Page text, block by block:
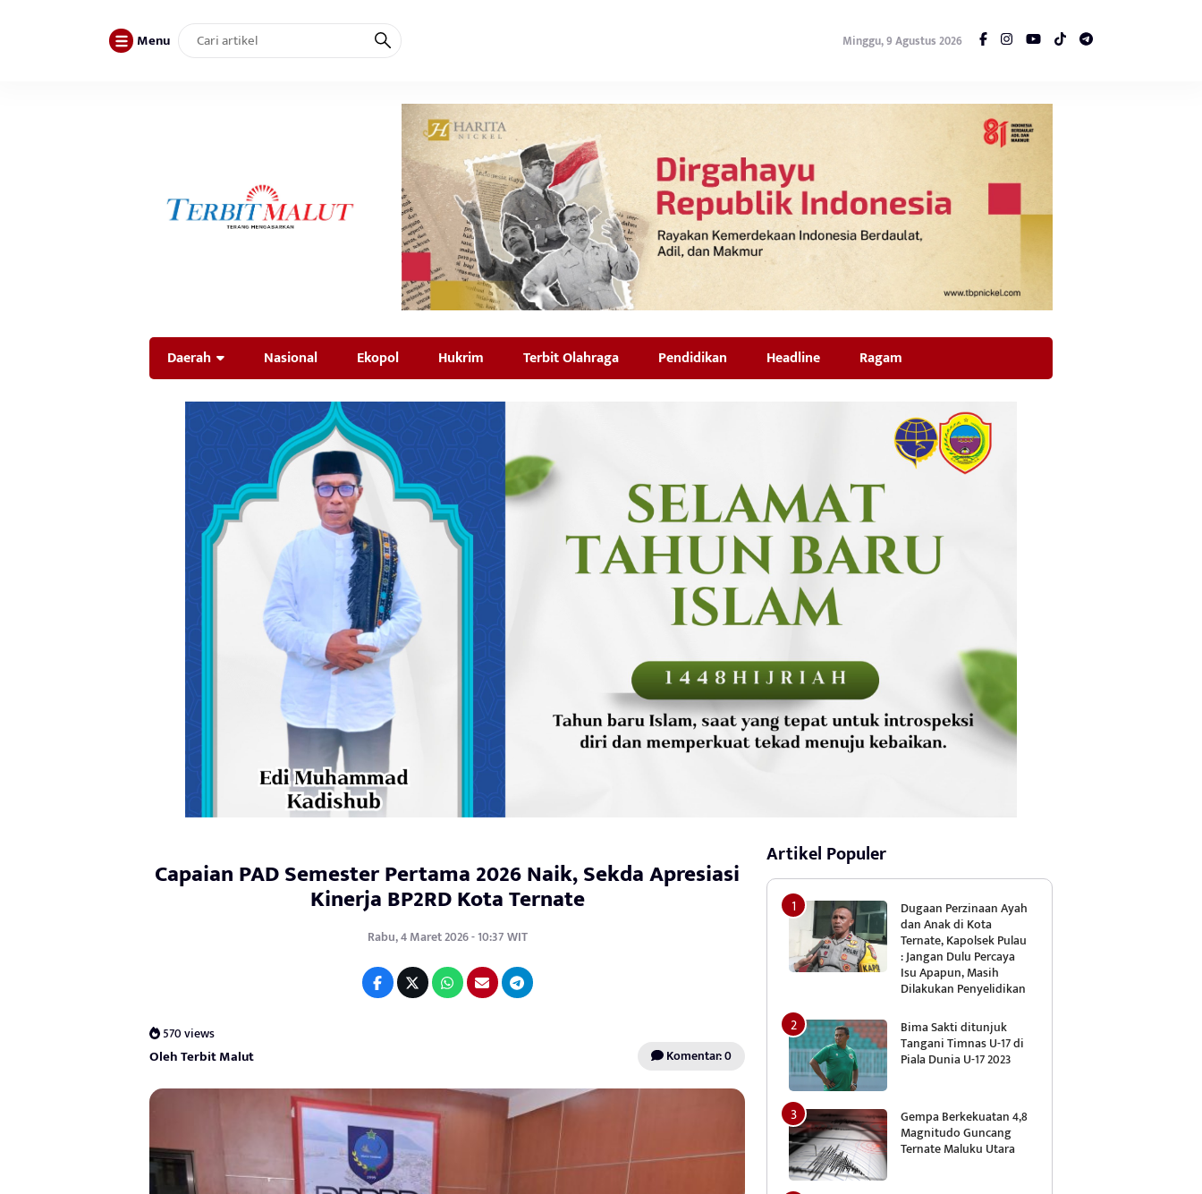
Menu Minggu, 9 Agustus 2026
Daerah Nasional Ekopol Hukrim Terbit Olahraga Pendidikan Headline Ragam
Capaian PAD Semester Pertama 2026 Naik, Sekda Apresiasi
Kinerja BP2RD Kota Ternate
Rabu, 4 Maret 2026 - 10:37 WIT
570 views
Oleh Terbit Malut Komentar: 0
Artikel Populer
Dugaan Perzinaan Ayah
dan Anak di Kota
Ternate, Kapolsek Pulau
: Jangan Dulu Percaya
Isu Apapun, Masih
Dilakukan Penyelidikan
Bima Sakti ditunjuk
Tangani Timnas U-17 di
Piala Dunia U-17 2023
Gempa Berkekuatan 4,8
Magnitudo Guncang
Ternate Maluku Utara